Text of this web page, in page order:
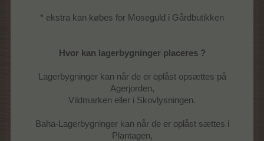
* ekstra kan købes for Moseguld i Gårdbutikken
Hvor kan lagerbygninger placeres ?
Lagerbygninger kan når de er oplåst opsættes på
Agerjorden,
Vildmarken eller i Skovlysningen.
Baha-Lagerbygninger kan når de er oplåst sættes i
Plantagen,